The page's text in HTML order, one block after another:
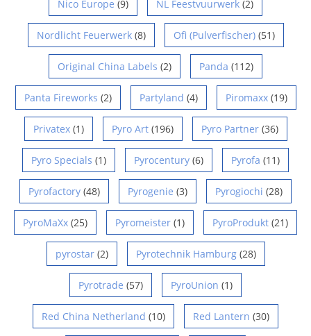
Nico Europe (9) NL Feestvuurwerk (2)
Nordlicht Feuerwerk(8) Ofi (Pulverfischer)(51)
Original China Labels (2) Panda (112)
Panta Fireworks (2) Partyland (4) Piromaxx(19)
Privatex(1) Pyro Art(196) Pyro Partner(36)
Pyro Specials (1) Pyrocentury (6) Pyrofa (11)
Pyrofactory (48) Pyrogenie (3) Pyrogiochi (28)
PyroMaXx (25) Pyromeister (1) PyroProdukt (21)
pyrostar(2) Pyrotechnik Hamburg(28)
Pyrotrade (57) PyroUnion (1)
Red China Netherland (10) Red Lantern (30)